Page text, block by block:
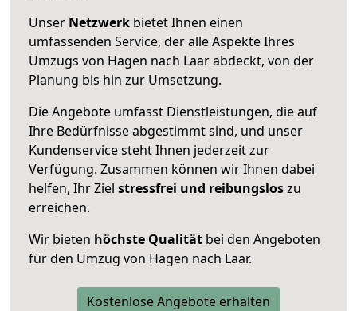
Unser Netzwerk bietet Ihnen einen
umfassenden Service, der alle Aspekte Ihres
Umzugs von Hagen nach Laar abdeckt, von der
Planung bis hin zur Umsetzung.
Die Angebote umfasst Dienstleistungen, die auf
Ihre Bedürfnisse abgestimmt sind, und unser
Kundenservice steht Ihnen jederzeit zur
Verfügung. Zusammen können wir Ihnen dabei
helfen, Ihr Ziel stressfrei und reibungsloszu
erreichen.
Wir bieten höchste Qualität bei den Angeboten
für den Umzug von Hagen nach Laar.
Kostenlose Angebote erhalten